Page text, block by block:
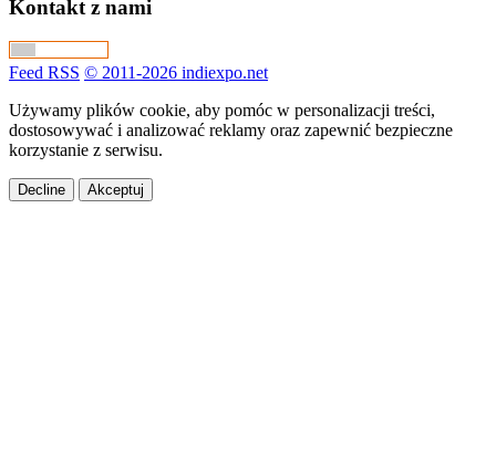
Kontakt z nami
Feed RSS © 2011-2026 indiexpo.net
Używamy plików cookie, aby pomóc w personalizacji treści,
dostosowywać i analizować reklamy oraz zapewnić bezpieczne
korzystanie z serwisu.
Decline Akceptuj